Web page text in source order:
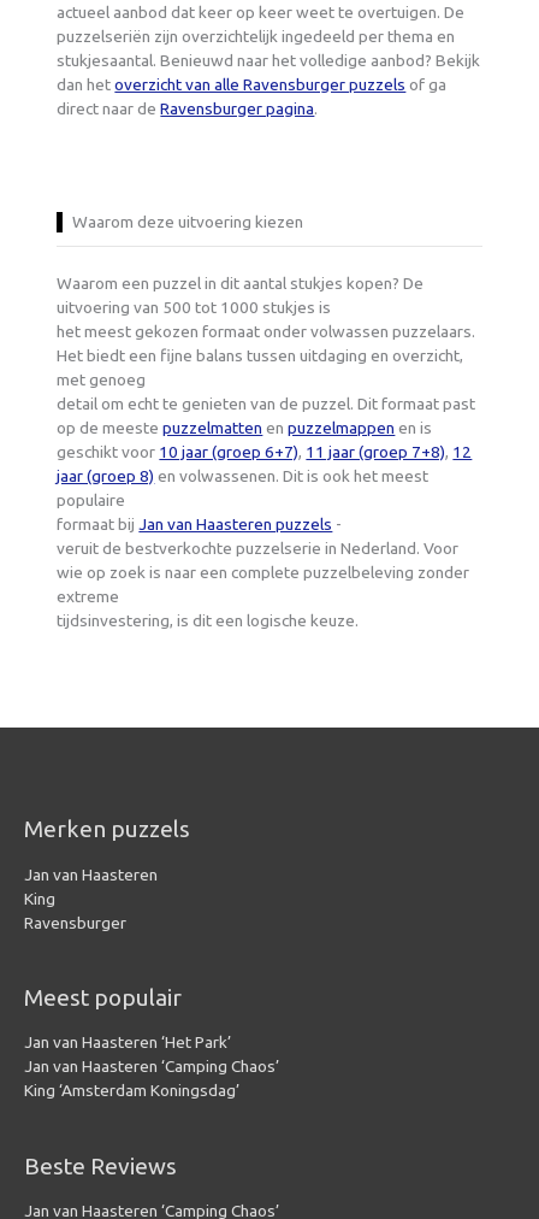
actueel aanbod dat keer op keer weet te overtuigen. De
puzzelseriën zijn overzichtelijk ingedeeld per thema en
stukjesaantal. Benieuwd naar het volledige aanbod? Bekijk
dan hetoverzicht van alle Ravensburger puzzels of ga
direct naar deRavensburger pagina.
Waarom deze uitvoering kiezen
Waarom een puzzel in dit aantal stukjes kopen? De
uitvoering van 500 tot 1000 stukjes is
het meest gekozen formaat onder volwassen puzzelaars.
Het biedt een fijne balans tussen uitdaging en overzicht,
met genoeg
detail om echt te genieten van de puzzel. Dit formaat past
op de meestepuzzelmatten enpuzzelmappen en is
geschikt voor 10 jaar (groep 6+7), 11 jaar (groep 7+8), 12
jaar (groep 8) en volwassenen. Dit is ook het meest
populaire
formaat bijJan van Haasteren puzzels -
veruit de bestverkochte puzzelserie in Nederland. Voor
wie op zoek is naar een complete puzzelbeleving zonder
extreme
tijdsinvestering, is dit een logische keuze.
Merken puzzels
Jan van Haasteren
King
Ravensburger
Meest populair
Jan van Haasteren ‘Het Park’
Jan van Haasteren ‘Camping Chaos’
King ‘Amsterdam Koningsdag’
Beste Reviews
Jan van Haasteren ‘Camping Chaos’